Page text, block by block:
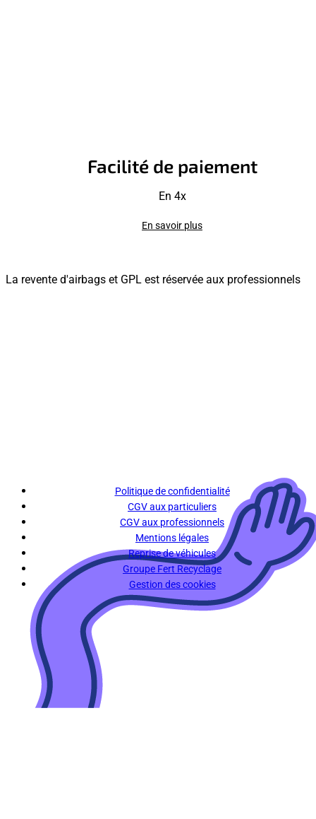
Facilité de paiement
En 4x
En savoir plus
La revente d'airbags et GPL est réservée aux professionnels
Politique de confidentialité
CGV aux particuliers
CGV aux professionnels
Mentions légales
Reprise de véhicules
Groupe Fert Recyclage
Gestion des cookies